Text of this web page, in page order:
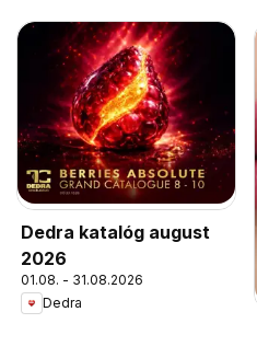
Dedra katalóg august
2026
01.08. - 31.08.2026
Dedra